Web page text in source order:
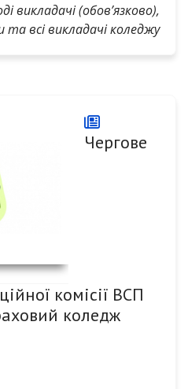
викладачі (обов’язково),
та всі викладачі коледжу
Чергове
комісії ВСП
коледж